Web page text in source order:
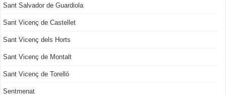
Sant Salvador de Guardiola
Sant Vicenç de Castellet
Sant Vicenç dels Horts
Sant Vicenç de Montalt
Sant Vicenç de Torelló
Sentmenat